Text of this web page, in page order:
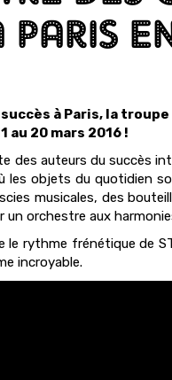
PARIS
à Paris, la
au 20 mars 2016 !
des auteurs du succès
les objets du quotidien
musicales, des
un orchestre aux
le rythme frénétique de
incroyable.